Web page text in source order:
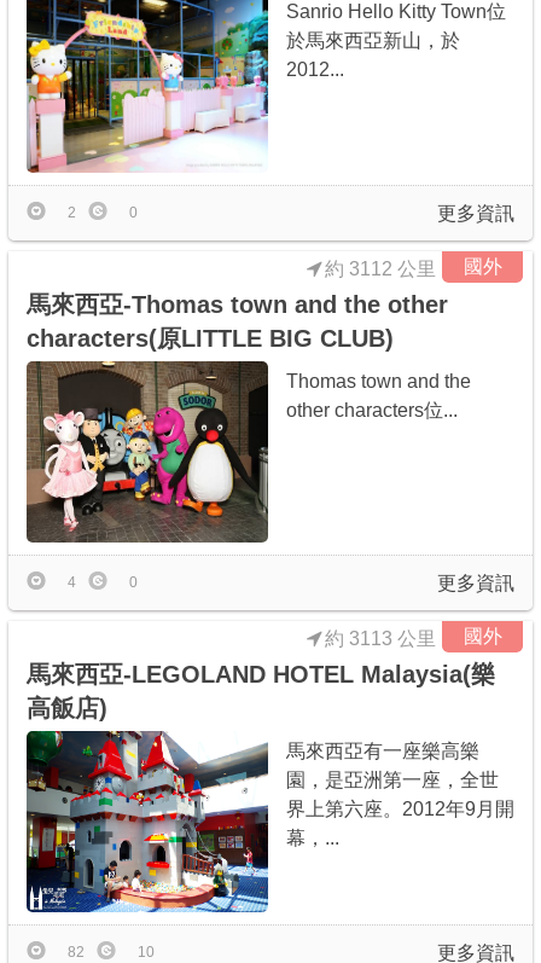
Sanrio Hello Kitty Town位
於馬來西亞新山，於
2012...
更多資訊
2 0
國外
約 3112 公里
馬來西亞-Thomas town and the other
characters(原LITTLE BIG CLUB)
Thomas town and the
other characters位...
更多資訊
4 0
國外
約 3113 公里
馬來西亞-LEGOLAND HOTEL Malaysia(樂
高飯店)
馬來西亞有一座樂高樂
園，是亞洲第一座，全世
界上第六座。2012年9月開
幕，...
更多資訊
82 10